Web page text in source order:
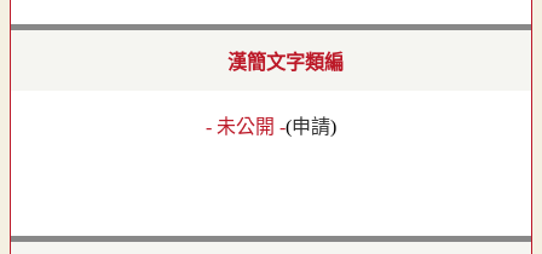
漢簡文字類編
- 未公開 -(申請)